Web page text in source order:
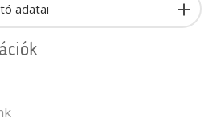
adatai